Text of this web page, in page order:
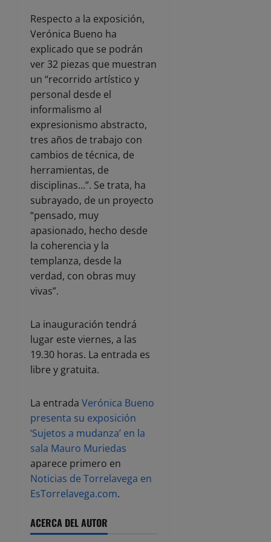
Respecto a la exposición,
Verónica Bueno ha
explicado que se podrán
ver 32 piezas que muestran
un “recorrido artístico y
personal desde el
informalismo al
expresionismo abstracto,
tres años de trabajo con
cambios de técnica, de
herramientas, de
disciplinas…”. Se trata, ha
subrayado, de un proyecto
“pensado, muy
apasionado, hecho desde
la coherencia y la
templanza, desde la
verdad, con obras muy
vivas”.
La inauguración tendrá
lugar este viernes, a las
19.30 horas. La entrada es
libre y gratuita.
La entrada Verónica Bueno
presenta su exposición
‘Sujetos a mudanza’ en la
sala Mauro Muriedas
aparece primero en
Noticias de Torrelavega en
EsTorrelavega.com.
ACERCA DEL AUTOR